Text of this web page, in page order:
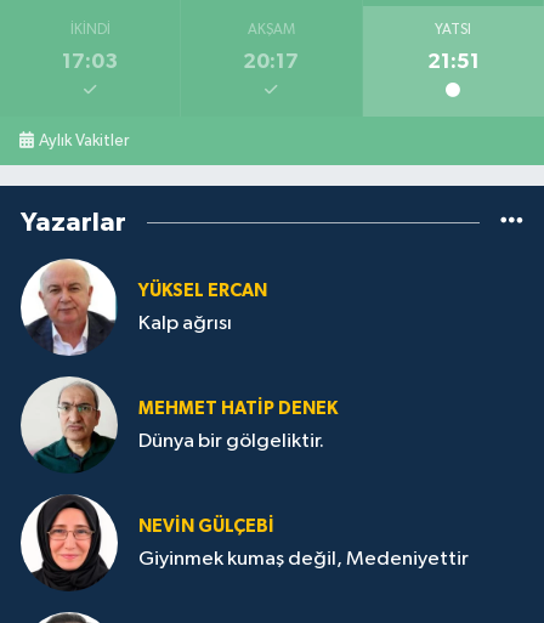
İKINDI
17:03
AKŞAM
20:17
YATSI
21:51
Aylık Vakitler
Yazarlar
YÜKSEL ERCAN
Kalp ağrısı
MEHMET HATİP DENEK
Dünya bir gölgeliktir.
NEVİN GÜLÇEBİ
Giyinmek kumaş değil, Medeniyettir